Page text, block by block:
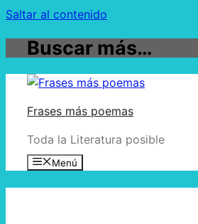
Saltar al contenido
Buscar más…
Frases más poemas
Toda la Literatura posible
Menú